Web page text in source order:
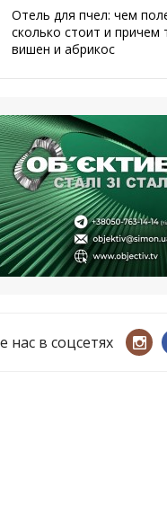
Отель для пчел: чем
сколько стоит и причем
вишен и абрикос
Чугуева, города, который
несмотря ни на что
21.05.2026
«ТЦК нарушает закон?
платят!» Как благодаря
женщину сняли с учета
15.05.2026
нас в соцсетях